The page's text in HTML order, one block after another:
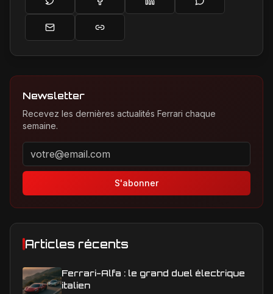
Newsletter
Recevez les dernières actualités Ferrari chaque
semaine.
Adresse email pour la newsletter
S'abonner
Articles récents
Ferrari-Alfa : le grand duel électrique
italien